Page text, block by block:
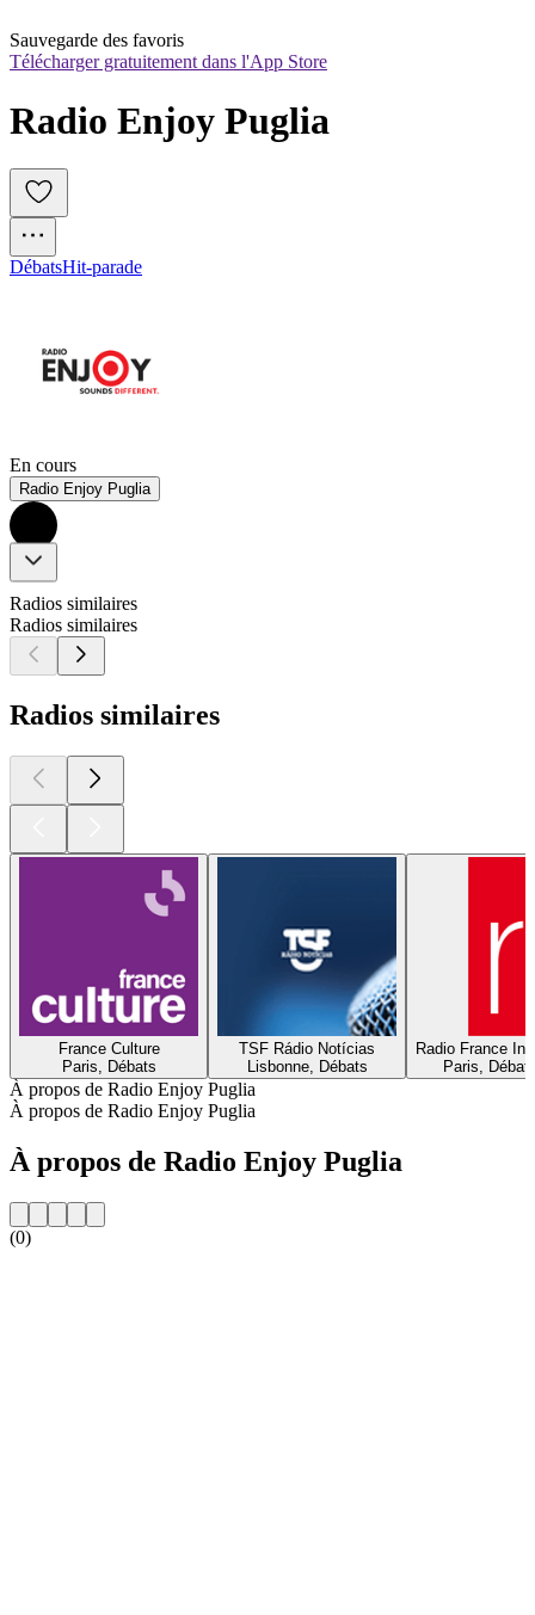
Sauvegarde des favoris
Télécharger gratuitement dans l'App Store
Radio Enjoy Puglia
DébatsHit-parade
En cours
Radio Enjoy Puglia
Radios similaires
Radios similaires
Radios similaires
France Culture
Paris, Débats
TSF Rádio Notícias
Lisbonne, Débats
Radio France
Paris,
À propos de Radio Enjoy Puglia
À propos de Radio Enjoy Puglia
À propos de Radio Enjoy Puglia
(0)